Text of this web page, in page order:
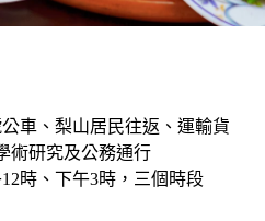
車、梨山居民往返、運輸貨
術研究及公務通行
時、下午3時，三個時段